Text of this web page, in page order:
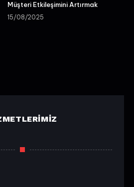
Müşteri Etkileşimini Artırmak
15/08/2025